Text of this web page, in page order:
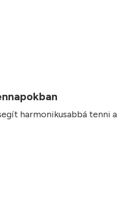
harmonikusabbá tenni a